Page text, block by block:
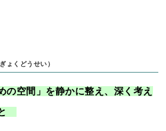
ぎょくどうせい）
空間」を静かに整え、深く考え